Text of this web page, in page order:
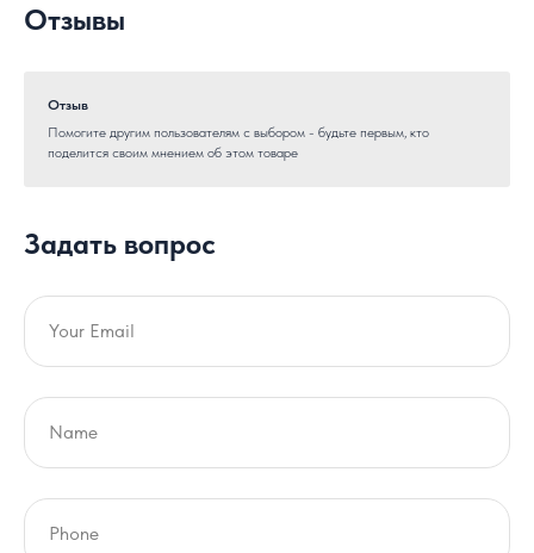
Отзывы
Отзыв
Помогите другим пользователям с выбором - будьте первым, кто
поделится своим мнением об этом товаре
Задать вопрос